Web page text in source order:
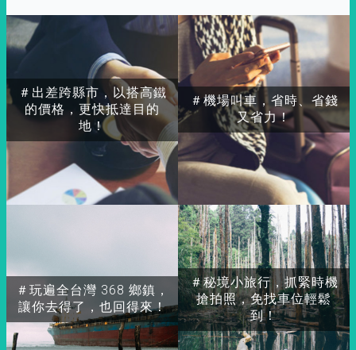
＃出差跨縣市，以搭高鐵
的價格，更快抵達目的
地！
＃玩遍全台灣 368 鄉鎮，
讓你去得了，也回得來！
＃秘境小旅行，抓緊時機
搶拍照，免找車位輕鬆
到！
＃機場叫車，省時、省錢
又省力！